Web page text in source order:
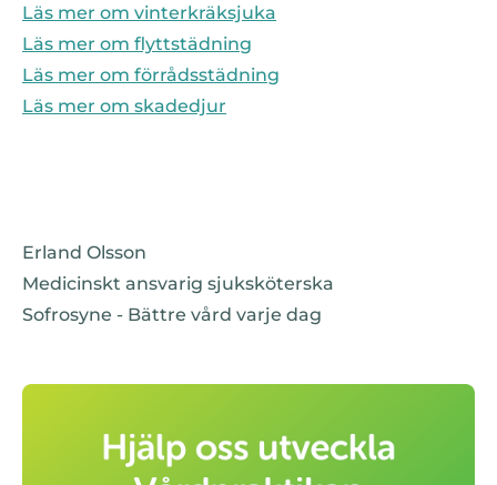
Läs mer om vinterkräksjuka
Läs mer om flyttstädning
Läs mer om förrådsstädning
Läs mer om skadedjur
Erland Olsson
Medicinskt ansvarig sjuksköterska
Sofrosyne - Bättre vård varje dag